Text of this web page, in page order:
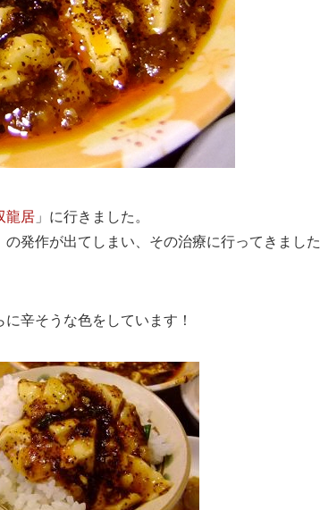
龍居 」に行きました。
の発作が出てしまい、その治療に行ってきました
辛そうな色をしています！